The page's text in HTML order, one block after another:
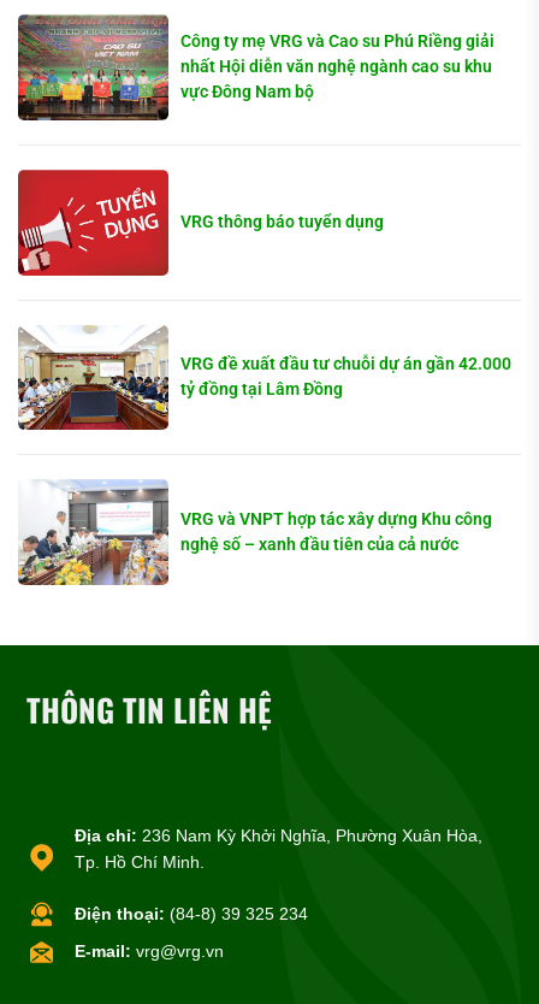
Công ty mẹ VRG và Cao su Phú Riềng giải
nhất Hội diễn văn nghệ ngành cao su khu
vực Đông Nam bộ
VRG thông báo tuyển dụng
VRG đề xuất đầu tư chuỗi dự án gần 42.000
tỷ đồng tại Lâm Đồng
VRG và VNPT hợp tác xây dựng Khu công
nghệ số – xanh đầu tiên của cả nước
THÔNG TIN LIÊN HỆ
Địa chỉ: 236 Nam Kỳ Khởi Nghĩa, Phường Xuân Hòa,
Tp. Hồ Chí Minh.
Điện thoại: (84-8) 39 325 234
E-mail: vrg@vrg.vn